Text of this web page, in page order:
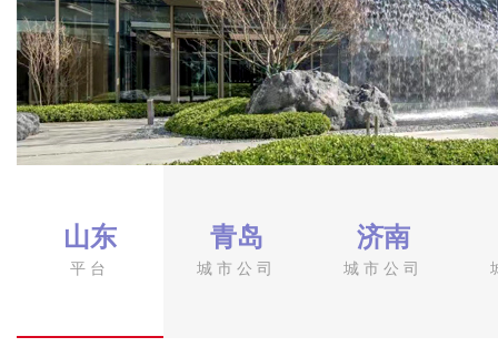
山东
平台
青岛
城市公司
济南
城市公司